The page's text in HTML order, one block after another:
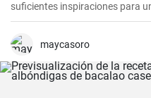
suficientes inspiraciones para
maycasoro